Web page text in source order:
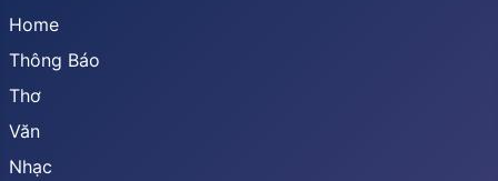
Home
Thông Báo
Thơ
Văn
Nhạc